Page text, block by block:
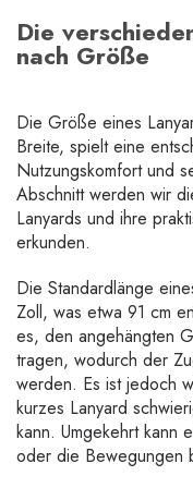
Die
nach Größe
Die Größe eines
Breite, spielt eine
Nutzungskomfort und
Abschnitt werden wir
Lanyards und ihre
erkunden.
Die Standardlänge
Zoll, was etwa 91 cm
es, den angehängten
tragen, wodurch der
werden. Es ist jedoch
kurzes Lanyard
kann. Umgekehrt kann
oder die Bewegungen